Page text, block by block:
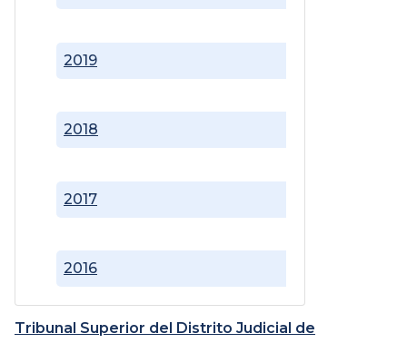
2016
2017
2018
2019
Tribunal Superior del Distrito Judicial de